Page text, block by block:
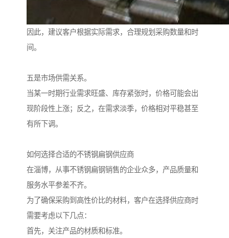
因此，建议客户根据实际需求，合理规划采购数量和时
间。
五是市场供需关系。
当某一时期行业需求旺盛、库存紧张时，价格可能会出
现阶段性上涨；反之，在需求淡季，价格相对平稳甚至
有所下调。
如何选择合适的不锈钢扁钢供应商
在淄博，从事不锈钢扁钢销售的企业众多，产品质量和
服务水平参差不齐。
为了确保采购到高性价比的材料，客户在选择供应商时
需要考虑以下几点：
首先，关注产品的材质和标准。